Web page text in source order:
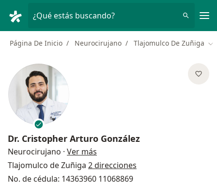
¿Qué estás buscando?
Página De Inicio Neurocirujano Tlajomulco De Zuñiga
Dr. Cristopher Arturo González
Neurocirujano · Ver más
Tlajomulco de Zuñiga 2 direcciones
No. de cédula: 14363960 11068869